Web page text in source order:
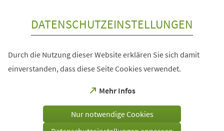
DATENSCHUTZEINSTELLUNGEN
Durch die Nutzung dieser Website erklären Sie sich damit
einverstanden, dass diese Seite Cookies verwendet.
Mehr Infos
(Öffnet
einem
Nur notwendige Cookies